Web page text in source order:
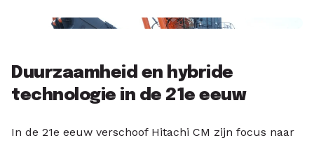
Duurzaamheid en hybride
technologie in de 21e eeuw
In de 21e eeuw verschoof Hitachi CM zijn focus naar